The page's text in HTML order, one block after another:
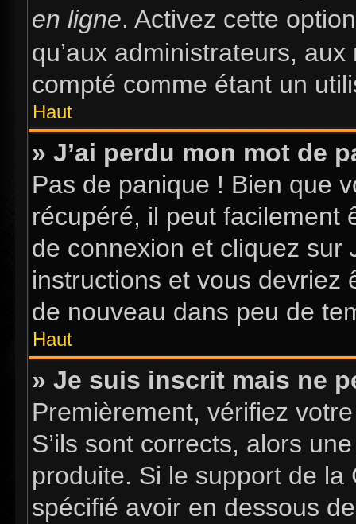
en ligne. Activez cette
qu’aux administrateurs,
compté comme étant un
Haut
» J’ai perdu mon mot de
Pas de panique ! Bien que
récupéré, il peut facilement
de connexion et cliquez sur
instructions et vous devriez
de nouveau dans peu de
Haut
» Je suis inscrit mais ne
Premièrement, vérifiez
S’ils sont corrects, alors
produite. Si le support de la
spécifié avoir en dessous